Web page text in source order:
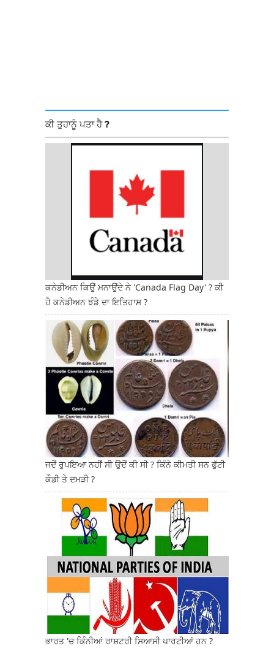
ਕੀ ਤੁਹਾਨੂੰ ਪਤਾ ਹੈ ?
ਕਨੇਡੀਅਨ ਕਿਉਂ ਮਨਾਉਂਦੇ ਨੇ 'Canada Flag Day' ? ਕੀ
ਹੈ ਕਨੇਡੀਅਨ ਝੰਡੇ ਦਾ ਇਤਿਹਾਸ ?
ਜਦੋਂ ਰੁਪਇਆ ਨਹੀਂ ਸੀ ਉਦੋਂ ਕੀ ਸੀ ? ਕਿੰਨੇ ਕੀਮਤੀ ਸਨ ਫੁੱਟੀ
ਕੌਡੀ ਤੇ ਦਮੜੀ ?
ਭਾਰਤ 'ਚ ਕਿੰਨੀਆਂ ਰਾਸ਼ਟਰੀ ਸਿਆਸੀ ਪਾਰਟੀਆਂ ਹਨ ?